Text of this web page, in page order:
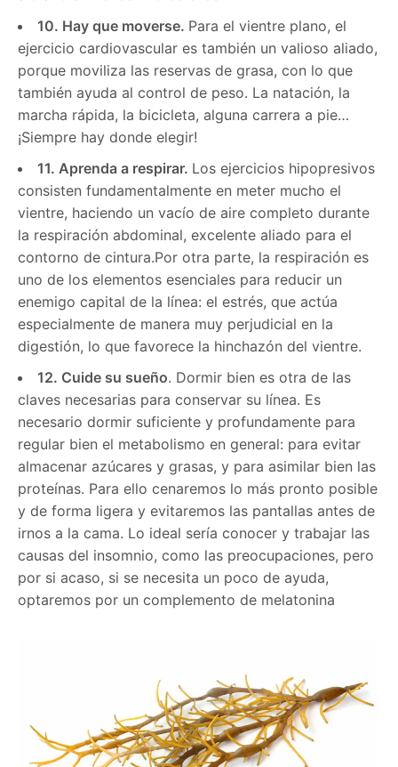
10. Hay que moverse. Para el vientre plano, el
ejercicio cardiovascular es también un valioso aliado,
porque moviliza las reservas de grasa, con lo que
también ayuda al control de peso. La natación, la
marcha rápida, la bicicleta, alguna carrera a pie…
¡Siempre hay donde elegir!
11. Aprenda a respirar. Los ejercicios hipopresivos
consisten fundamentalmente en meter mucho el
vientre, haciendo un vacío de aire completo durante
la respiración abdominal, excelente aliado para el
contorno de cintura.Por otra parte, la respiración es
uno de los elementos esenciales para reducir un
enemigo capital de la línea: el estrés, que actúa
especialmente de manera muy perjudicial en la
digestión, lo que favorece la hinchazón del vientre.
12. Cuide su sueño. Dormir bien es otra de las
claves necesarias para conservar su línea. Es
necesario dormir suficiente y profundamente para
regular bien el metabolismo en general: para evitar
almacenar azúcares y grasas, y para asimilar bien las
proteínas. Para ello cenaremos lo más pronto posible
y de forma ligera y evitaremos las pantallas antes de
irnos a la cama. Lo ideal sería conocer y trabajar las
causas del insomnio, como las preocupaciones, pero
por si acaso, si se necesita un poco de ayuda,
optaremos por un complemento de melatonina